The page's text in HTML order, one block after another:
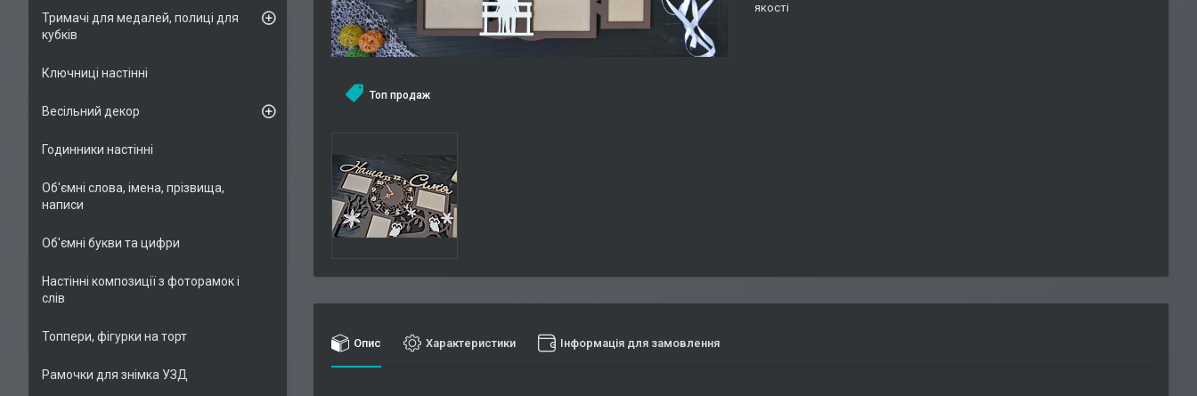
Топ продаж
якості
Опис Характеристики Інформація для замовлення
Тримачі для медалей, полиці для
кубків
Ключниці настінні
Весільний декор
Годинники настінні
Об'ємні слова, імена, прізвища,
написи
Об'ємні букви та цифри
Настінні композиції з фоторамок і
слів
Топпери, фігурки на торт
Рамочки для знімка УЗД